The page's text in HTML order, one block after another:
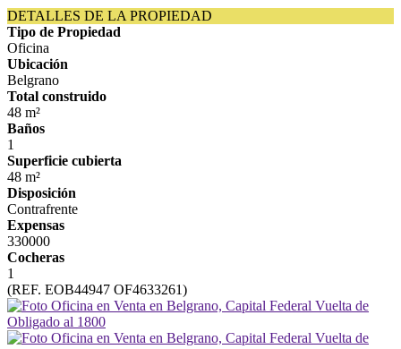
DETALLES DE LA PROPIEDAD
Tipo de Propiedad
Oficina
Ubicación
Belgrano
Total construido
48 m²
Baños
1
Superficie cubierta
48 m²
Disposición
Contrafrente
Expensas
330000
Cocheras
1
(REF. EOB44947 OF4633261)